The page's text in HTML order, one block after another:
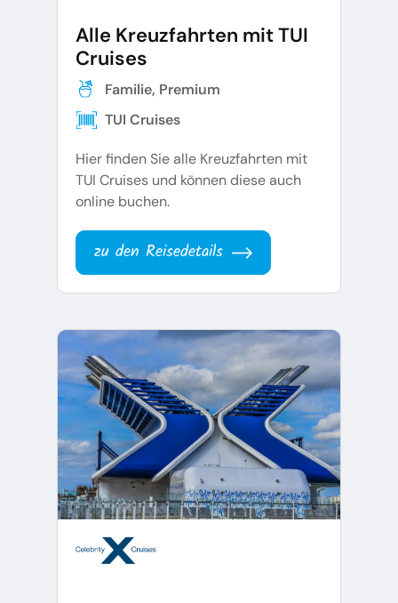
Alle Kreuzfahrten mit TUI
Cruises
Familie, Premium
TUI Cruises
Hier finden Sie alle Kreuzfahrten mit
TUI Cruises und können diese auch
online buchen.
zu den Reisedetails